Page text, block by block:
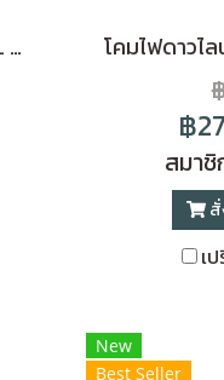
โคมไฟดาวไลน์ LED PANEL 35W ทรงสี่เหลี่ยม ฝังฝ้า ขอบขาว (8 นิ้ว)แสงขาว Daylight
฿
สมาชิ
เ
New
Best Seller